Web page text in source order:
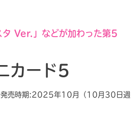
ーン
Ver.」などが加わった第5
カード5
売時期:2025年10月（10月30日週